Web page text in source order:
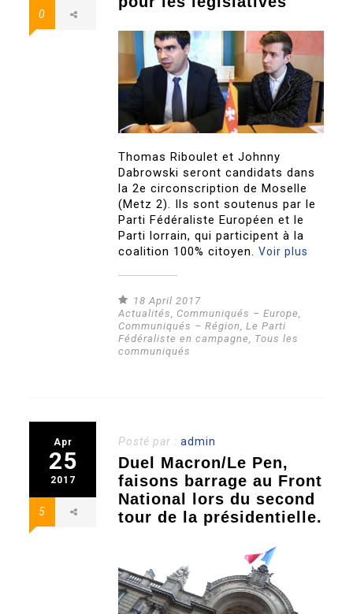
0
Thomas Riboulet et Johnny
Dabrowski seront candidats dans
la 2e circonscription de Moselle
(Metz 2). Ils sont soutenus par le
Parti Fédéraliste Européen et le
Parti lorrain, qui participent à la
coalition 100% citoyen.Voir plus
18 April 2017
Actualités
Communiqués – Europe
Communiqués – Région ,Le Parti
Fédéraliste en campagne
Tous les
communiqués
Apr
25
2017
5
Posté par :admin
Duel Macron/Le Pen,
faisons barrage au Front
National lors du second
tour de la présidentielle.